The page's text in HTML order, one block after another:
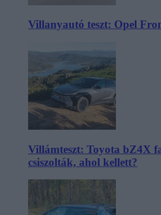
Villanyautó teszt: Opel
Villámteszt: Toyota bZ4X
csiszolták, ahol kellett?